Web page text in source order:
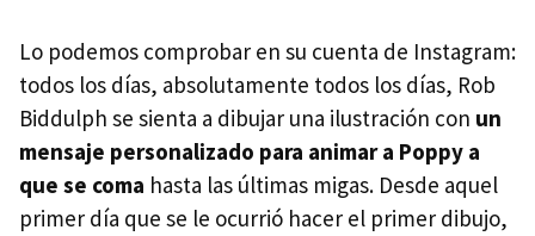
Lo podemos comprobar en su cuenta de Instagram:
todos los días, absolutamente todos los días, Rob
Biddulph se sienta a dibujar una ilustración con un
mensaje personalizado para animar a Poppy a
que se coma hasta las últimas migas. Desde aquel
primer día que se le ocurrió hacer el primer dibujo,